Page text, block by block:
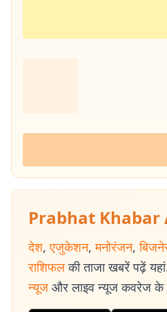
Prabhat Khabar
देश, एजुकेशन, मनोरंजन,
राशिफल की ताजा खबरें पढ़ें
न्यूज और लाइव न्यूज कवरेज के